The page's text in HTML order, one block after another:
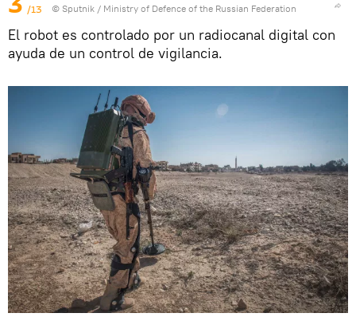
/13 © Sputnik / Ministry of Defence of the Russian Federation
El robot es controlado por un radiocanal digital con
ayuda de un control de vigilancia.